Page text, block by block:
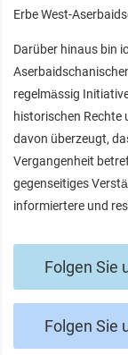
Erbe West-
Darüber hinaus bin
regelmässig
historischen Rechte
davon überzeugt,
Vergangenheit
gegenseitiges
informiertere und
Folgen Sie
Folgen Sie